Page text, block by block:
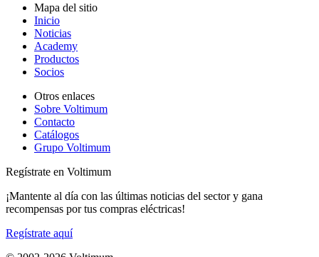
Mapa del sitio
Inicio
Noticias
Academy
Productos
Socios
Otros enlaces
Sobre Voltimum
Contacto
Catálogos
Grupo Voltimum
Regístrate en Voltimum
¡Mantente al día con las últimas noticias del sector y gana
recompensas por tus compras eléctricas!
Regístrate aquí